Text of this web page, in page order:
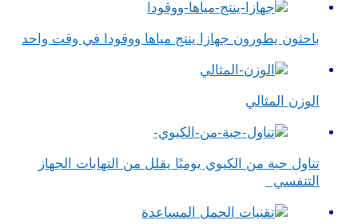
باحثون يطورون جهازا ينتج مياها ووقودا في وقت واحد
الوزن المثالي
تناول حبة من الكيوي يوميًا يقلل من التهابات الجهاز
التنفسي